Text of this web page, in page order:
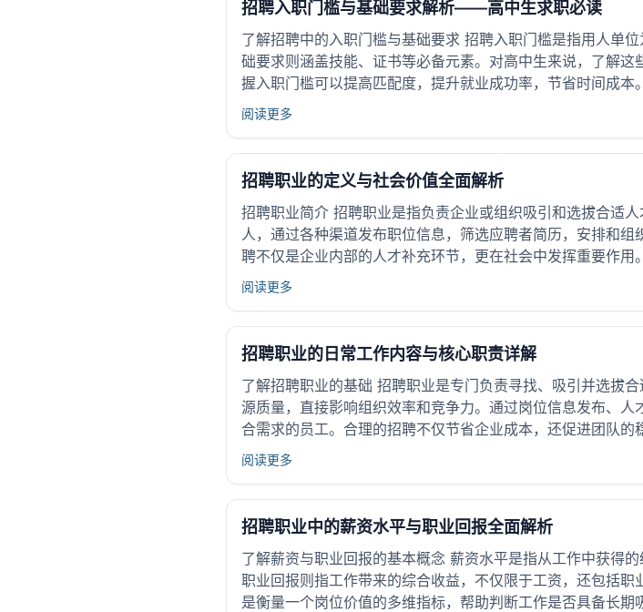
招聘入职门槛与基础要求解析——高中生求职必读
了解招聘中的入职门槛与基础要求 招聘入职门槛是指用人单
础要求则涵盖技能、证书等必备元素。对高中生来说，了解
握入职门槛可以提高匹配度，提升就业成功率，节省时间成
阅读更多
招聘职业的定义与社会价值全面解析
招聘职业简介 招聘职业是指负责企业或组织吸引和选拔合适
人，通过各种渠道发布职位信息，筛选应聘者简历，安排和
聘不仅是企业内部的人才补充环节，更在社会中发挥重要作
阅读更多
招聘职业的日常工作内容与核心职责详解
了解招聘职业的基础 招聘职业是专门负责寻找、吸引并选拔
源质量，直接影响组织效率和竞争力。通过岗位信息发布、
合需求的员工。合理的招聘不仅节省企业成本，还促进团队
阅读更多
招聘职业中的薪资水平与职业回报全面解析
了解薪资与职业回报的基本概念 薪资水平是指从工作中获得
职业回报则指工作带来的综合收益，不仅限于工资，还包括
是衡量一个岗位价值的多维指标，帮助判断工作是否具备长